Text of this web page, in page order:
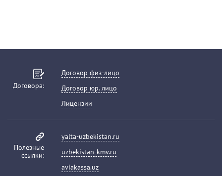
Договора:
Договор физ-лицо
Договор юр. лицо
Лицензии
Полезные
ссылки:
yalta-uzbekistan.ru
uzbekistan-kmv.ru
aviakassa.uz